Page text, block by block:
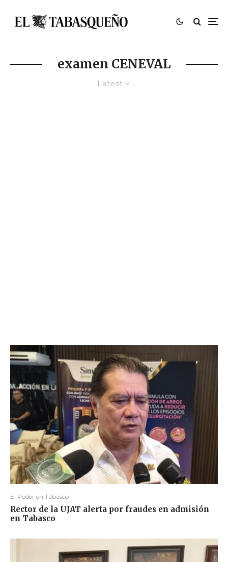
examen CENEVAL
Latest
El Poder en Tabasco
Rector de la UJAT alerta por fraudes en admisión
en Tabasco